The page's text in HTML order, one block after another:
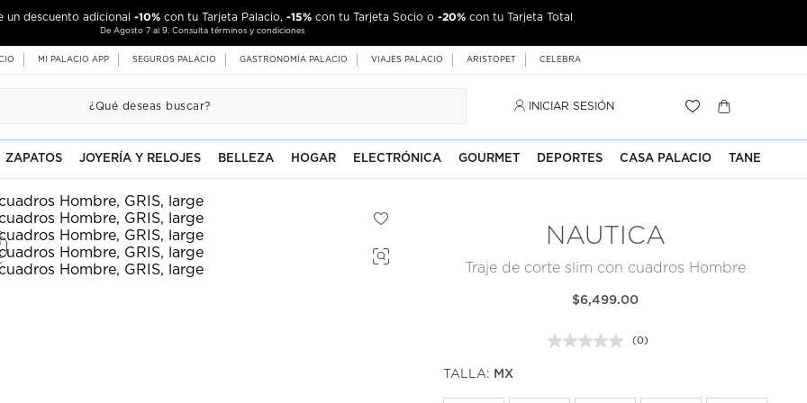
un descuento adicional -10% con tu Tarjeta Palacio, -15% con tu Tarjeta Socio o -20% con tu Tarjeta Total
De Agosto 7 al 9. Consulta términos y condiciones
MI PALACIO APP SEGUROS PALACIO GASTRONOMÍA PALACIO VIAJES PALACIO ARISTOPET CELEBRA
INICIAR SESIÓN
ZAPATOS JOYERÍA Y RELOJES BELLEZA HOGAR ELECTRÓNICA GOURMET DEPORTES CASA PALACIO TANE
NAUTICA
Traje de corte slim con cuadros Hombre
$6,499.00
Sin
(0)
TALLA: MX